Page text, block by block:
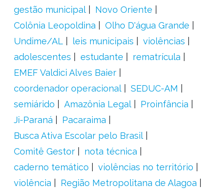
gestão municipal
Novo Oriente
Colônia Leopoldina
Olho D'água Grande
Undime/AL
leis municipais
violências
adolescentes
estudante
rematrícula
EMEF Valdici Alves Baier
coordenador operacional
SEDUC-AM
semiárido
Amazônia Legal
Proinfância
Ji-Paraná
Pacaraima
Busca Ativa Escolar pelo Brasil
Comitê Gestor
nota técnica
caderno temático
violências no território
violência
Região Metropolitana de Alagoa